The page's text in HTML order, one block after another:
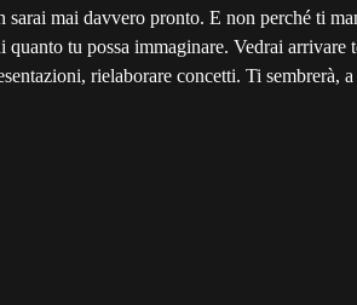
mai davvero pronto. E non perché ti
tu possa immaginare. Vedrai
rielaborare concetti. Ti sembrerà,